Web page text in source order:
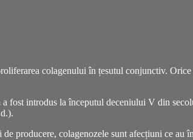
colagenului în țesutul conjunctiv. Orice
fost introdus la începutul deceniului V din
producere, colagenozele sunt afecțiuni ce